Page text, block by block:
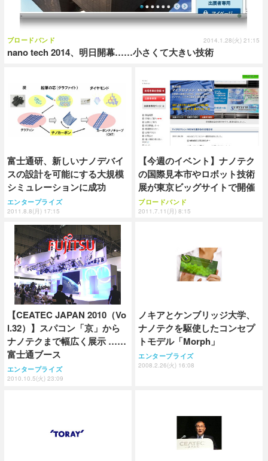
ショッピング その他
nano tech 2014、明日開幕……小さくて大きい技術
ブロードバンド 2014.1.28(火) 21:15
富士通研、新しいナノデバイ
スの設計を可能にする大規模
シミュレーションに成功
エンタープライズ
2011.8.8(月) 17:15
【今週のイベント】ナノテク
の国際見本市やロボット技術
展が東京ビッグサイトで開催
ブロードバンド
2011.7.11(月) 8:15
【CEATEC JAPAN 2010（Vo
l.32）】スパコン「京」から
ナノテクまで幅広く展示 ……
富士通ブース
エンタープライズ
2010.10.5(火) 23:09
ノキアとケンブリッジ大学、
ナノテクを駆使したコンセプ
トモデル「Morph」
エンタープライズ
2008.2.26(火) 16:08